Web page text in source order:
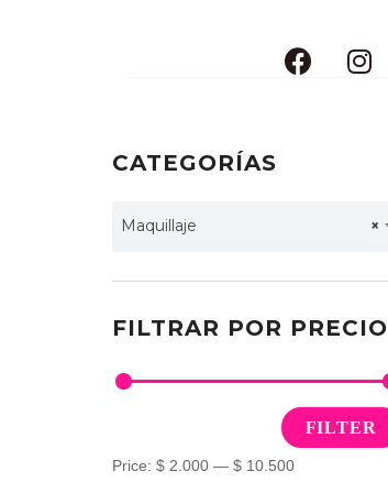
CATEGORÍAS
×
Maquillaje
FILTRAR POR PRECIO
FILTER
Price: $ 2.000 — $ 10.500